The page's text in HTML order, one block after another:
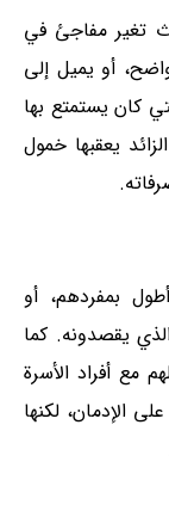
تغير مفاجئ في
أو يميل إلى
كان يستمتع بها
يعقبها خمول
بمفردهم، أو
يقصدونه. كما
مع أفراد الأسرة
الإدمان، لكنها